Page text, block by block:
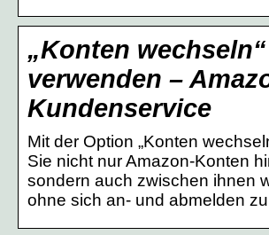
„Konten wechseln“
verwenden –
Kundenservice
Mit der Option „Konten
Sie nicht nur Amazon-Konten
sondern auch zwischen ihnen
ohne sich an- und abmelden